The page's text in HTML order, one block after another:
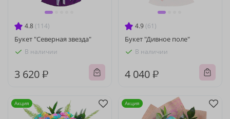
4.8 (114)
Букет "Северная звезда"
В наличии
3 620 ₽
4.9 (61)
Букет "Дивное поле"
В наличии
4 040 ₽
Акция Акция